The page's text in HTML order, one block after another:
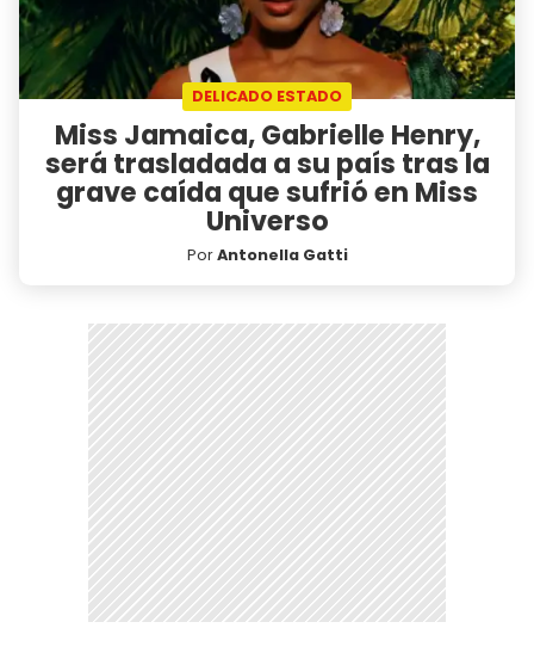
DELICADO ESTADO
Miss Jamaica, Gabrielle Henry,
será trasladada a su país tras la
grave caída que sufrió en Miss
Universo
PorAntonella Gatti